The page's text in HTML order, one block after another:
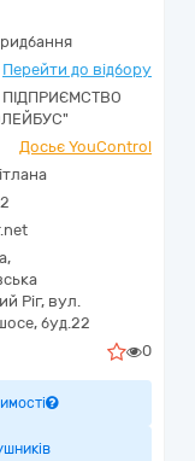
Перейти до відбору
Досьє YouControl
,
Ріг, вул.
буд.22
0